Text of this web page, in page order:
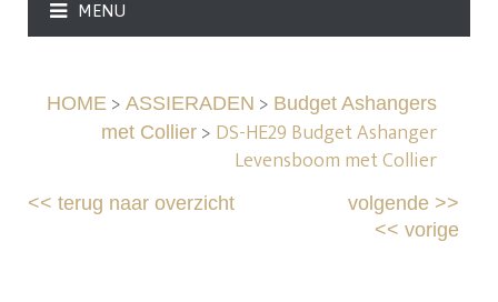
MENU
HOME> ASSIERADEN > Budget Ashangers
met Collier> DS-HE29 Budget Ashanger
Levensboom met Collier
<<terug naar overzicht volgende>>
<< vorige